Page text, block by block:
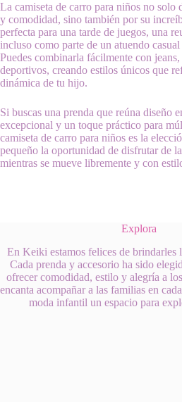
La camiseta de carro para niños no solo
y comodidad, sino también por su
perfecta para una tarde de juegos, una
incluso como parte de un atuendo
Puedes combinarla fácilmente con
deportivos, creando estilos únicos que
dinámica de tu hijo.
Si buscas una prenda que reúna diseño
excepcional y un toque práctico para
camiseta de carro para niños es la
pequeño la oportunidad de disfrutar de
mientras se mueve libremente y con
Explora
En Keiki estamos felices de brindarles
Cada prenda y accesorio ha sido
ofrecer comodidad, estilo y alegría a
encanta acompañar a las familias en
moda infantil un espacio para